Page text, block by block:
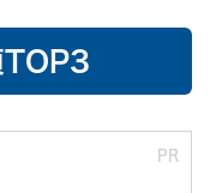
TOP3
PR